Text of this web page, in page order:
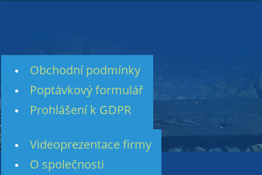
Obchodní podmínky
Poptávkový formulář
Prohlášení k GDPR
Videoprezentace firmy
O společnosti